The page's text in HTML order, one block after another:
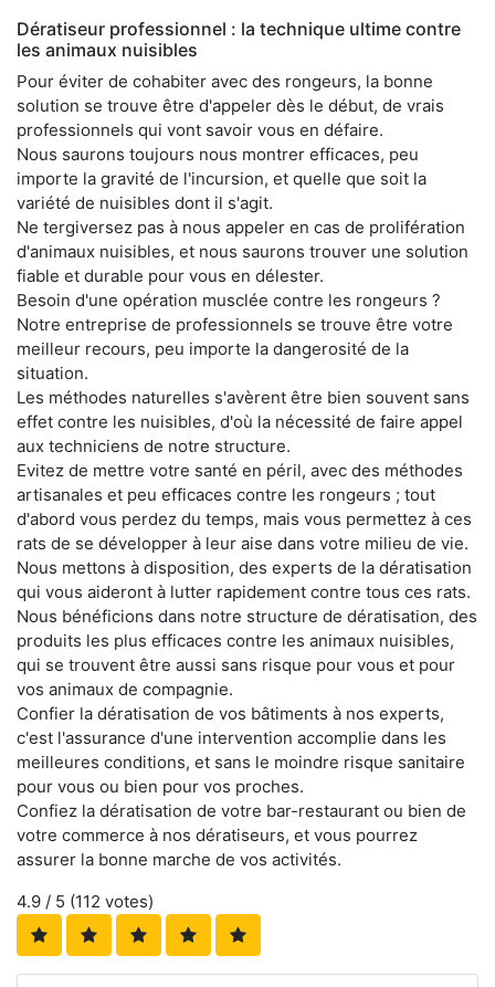
Dératiseur professionnel : la technique ultime contre
les animaux nuisibles
Pour éviter de cohabiter avec des rongeurs, la bonne
solution se trouve être d'appeler dès le début, de vrais
professionnels qui vont savoir vous en défaire.
Nous saurons toujours nous montrer efficaces, peu
importe la gravité de l'incursion, et quelle que soit la
variété de nuisibles dont il s'agit.
Ne tergiversez pas à nous appeler en cas de prolifération
d'animaux nuisibles, et nous saurons trouver une solution
fiable et durable pour vous en délester.
Besoin d'une opération musclée contre les rongeurs ?
Notre entreprise de professionnels se trouve être votre
meilleur recours, peu importe la dangerosité de la
situation.
Les méthodes naturelles s'avèrent être bien souvent sans
effet contre les nuisibles, d'où la nécessité de faire appel
aux techniciens de notre structure.
Evitez de mettre votre santé en péril, avec des méthodes
artisanales et peu efficaces contre les rongeurs ; tout
d'abord vous perdez du temps, mais vous permettez à ces
rats de se développer à leur aise dans votre milieu de vie.
Nous mettons à disposition, des experts de la dératisation
qui vous aideront à lutter rapidement contre tous ces rats.
Nous bénéficions dans notre structure de dératisation, des
produits les plus efficaces contre les animaux nuisibles,
qui se trouvent être aussi sans risque pour vous et pour
vos animaux de compagnie.
Confier la dératisation de vos bâtiments à nos experts,
c'est l'assurance d'une intervention accomplie dans les
meilleures conditions, et sans le moindre risque sanitaire
pour vous ou bien pour vos proches.
Confiez la dératisation de votre bar-restaurant ou bien de
votre commerce à nos dératiseurs, et vous pourrez
assurer la bonne marche de vos activités.
4.9 / 5 (112 votes)